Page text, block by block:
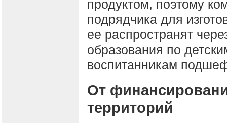
продуктом, поэтому
подрядчика для
ее распространят
образования по
воспитанникам
От
территорий